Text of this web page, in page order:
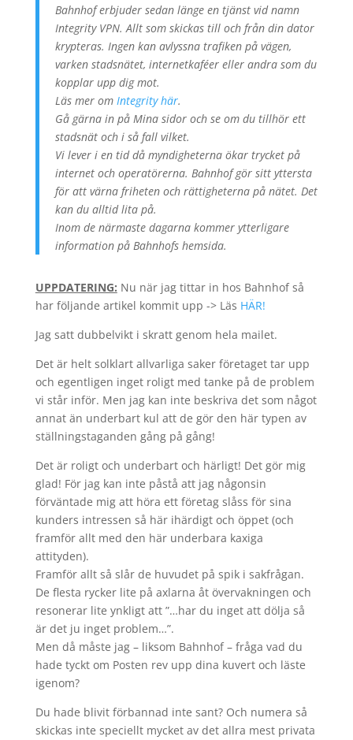
Bahnhof erbjuder sedan länge en tjänst vid namn
Integrity VPN. Allt som skickas till och från din dator
krypteras. Ingen kan avlyssna trafiken på vägen,
varken stadsnätet, internetkaféer eller andra som du
kopplar upp dig mot.
Läs mer om Integrity här.
Gå gärna in på Mina sidor och se om du tillhör ett
stadsnät och i så fall vilket.
Vi lever i en tid då myndigheterna ökar trycket på
internet och operatörerna. Bahnhof gör sitt yttersta
för att värna friheten och rättigheterna på nätet. Det
kan du alltid lita på.
Inom de närmaste dagarna kommer ytterligare
information på Bahnhofs hemsida.
UPPDATERING: Nu när jag tittar in hos Bahnhof så
har följande artikel kommit upp -> Läs HÄR!
Jag satt dubbelvikt i skratt genom hela mailet.
Det är helt solklart allvarliga saker företaget tar upp
och egentligen inget roligt med tanke på de problem
vi står inför. Men jag kan inte beskriva det som något
annat än underbart kul att de gör den här typen av
ställningstaganden gång på gång!
Det är roligt och underbart och härligt! Det gör mig
glad! För jag kan inte påstå att jag någonsin
förväntade mig att höra ett företag slåss för sina
kunders intressen så här ihärdigt och öppet (och
framför allt med den här underbara kaxiga
attityden).
Framför allt så slår de huvudet på spik i sakfrågan.
De flesta rycker lite på axlarna åt övervakningen och
resonerar lite ynkligt att ”…har du inget att dölja så
är det ju inget problem…”.
Men då måste jag – liksom Bahnhof – fråga vad du
hade tyckt om Posten rev upp dina kuvert och läste
igenom?
Du hade blivit förbannad inte sant? Och numera så
skickas inte speciellt mycket av det allra mest privata